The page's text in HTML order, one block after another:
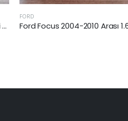
Ford Focus 2004-2010 Arası 1.6 Tdci Hava Filtresi